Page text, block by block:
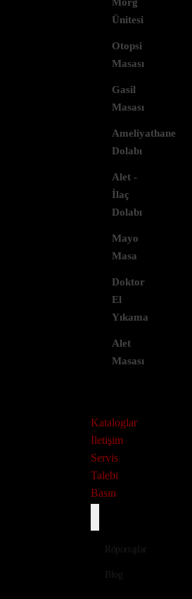
Ünitesi
Otopsi
Masası
Gasil
Masası
Ameliyathane
Dolabı
Alet -
İlaç
Dolabı
Mayo
Masa
Doktor
El
Yıkama
Alet
Masası
Kataloglar
İletişim
Servis
Talebi
Basın
Röportajlar
Blog
Kenardan Sifonlu L1 Sığ
(1200×200)
için